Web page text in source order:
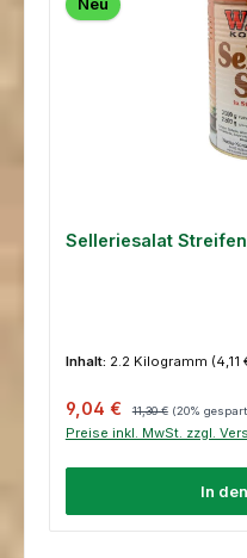
Neu
Selleriesalat
Inhalt: 2.2 Kilogramm
Verkaufspreis:
9,04 € Regulärer Preis:
11,30 € (20%
Preise inkl. MwSt. zzgl.
In